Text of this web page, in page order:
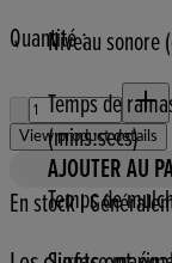
Niveau sonore
Temps de
(mins:secs)
Temps de
Quantité :
Quantité :
View product details
AJOUTER AU
En stock |